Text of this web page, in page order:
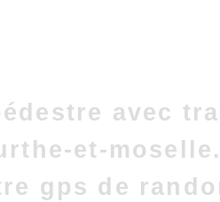
avec
et-
gps de